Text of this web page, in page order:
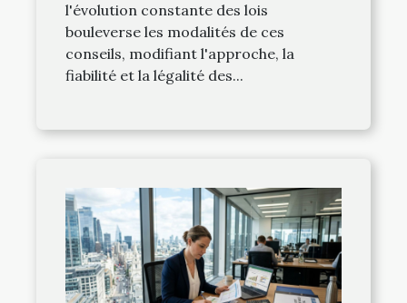
l'évolution constante des lois
bouleverse les modalités de ces
conseils, modifiant l'approche, la
fiabilité et la légalité des...